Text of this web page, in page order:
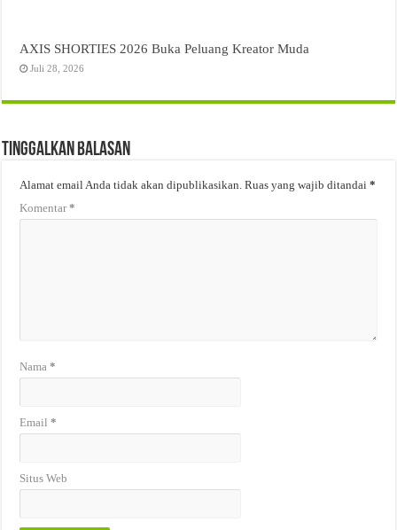
AXIS SHORTIES 2026 Buka Peluang Kreator Muda
Juli 28, 2026
Tinggalkan Balasan
Alamat email Anda tidak akan dipublikasikan. Ruas yang wajib ditandai*
Komentar*
Nama*
Email*
Situs Web